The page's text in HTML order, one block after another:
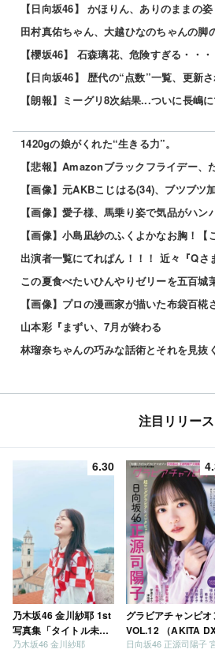
【櫻坂46】 石森璃花、危険すぎる・・・
【日向坂46】 歴代の“点数”一覧、更新
【朗報】ミーグリ8次結果...ついに長嶋
1420gの娘がくれた“生きる力”。
【画像】愛子様、馬乗り姿で気品がハ
【画像】小島凪紗のふくよかなお胸！
【画像】プロの漫画家が描いた布袋百
山本彩『まずい、7月が終わる
注目リリース
6.30
乃木坂46 金川紗耶 1st
写真集「タイトル未
定」
乃木坂46 金川紗耶
グラビアチャンピオ
VOL.12 （AKITA
リーズ）